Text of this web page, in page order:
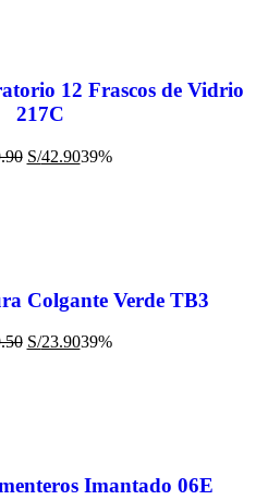
12 Frascos de Vidrio
217C
S/42.9039%
Colgante Verde TB3
S/23.9039%
Imantado 06E